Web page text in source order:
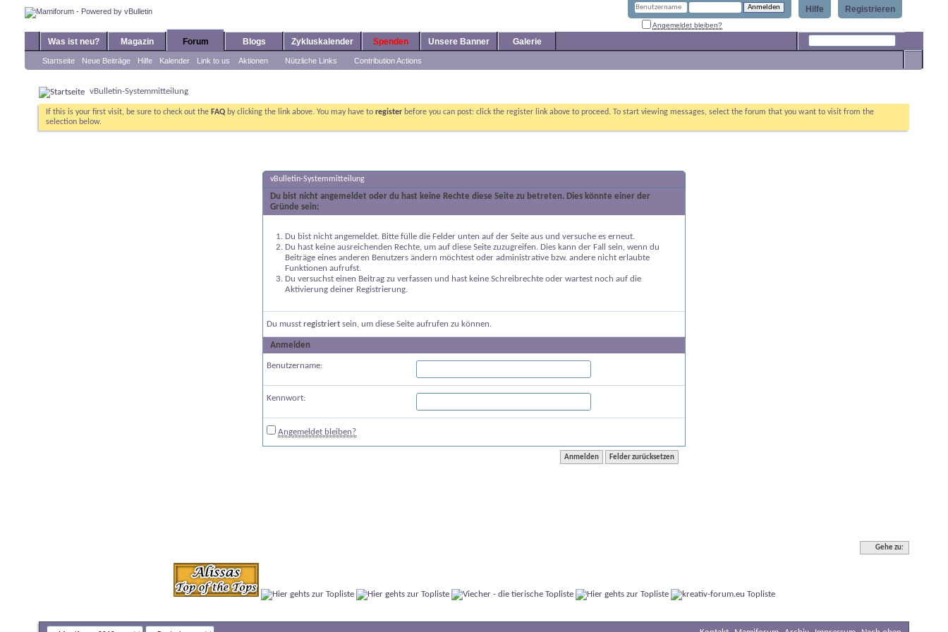
Registrieren
Hilfe
Angemeldet bleiben?
Was ist neu? Magazin Forum
Startseite Neue Beiträge Hilfe Kalender Link to us Aktionen Nützliche Links Contribution Actions
Blogs Zykluskalender Spenden Unsere Banner Galerie
vBulletin-Systemmitteilung
If this is your first visit, be sure to check out the FAQ by clicking the link above. You may have to register before you can post: click the register link above to proceed. To start viewing messages, select the forum that you want to visit from the
selection below.
vBulletin-Systemmitteilung
Du bist nicht angemeldet oder du hast keine Rechte diese Seite zu betreten. Dies könnte einer der
Gründe sein:
Du bist nicht angemeldet. Bitte fülle die Felder unten auf der Seite aus und versuche es erneut.
Du hast keine ausreichenden Rechte, um auf diese Seite zuzugreifen. Dies kann der Fall sein, wenn du
Beiträge eines anderen Benutzers ändern möchtest oder administrative bzw. andere nicht erlaubte
Funktionen aufrufst.
Du versuchst einen Beitrag zu verfassen und hast keine Schreibrechte oder wartest noch auf die
Aktivierung deiner Registrierung.
Du musst registriert sein, um diese Seite aufrufen zu können.
Anmelden
Benutzername:
Kennwort:
Angemeldet bleiben?
Gehe zu: